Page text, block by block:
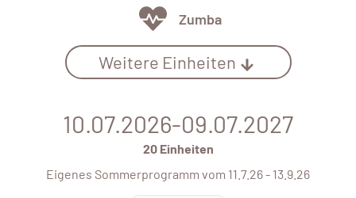
Zumba
Weitere Einheiten
10.07.2026-09.07.2027
20 Einheiten
Eigenes Sommerprogramm vom 11.7.26 - 13.9.26